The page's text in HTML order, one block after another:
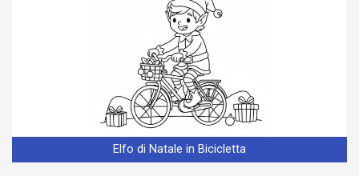
Elfo di Natale in Bicicletta